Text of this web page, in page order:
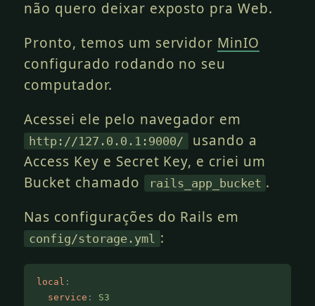
não quero deixar exposto pra Web.
Pronto, temos um servidor MinIO
configurado rodando no seu
computador.
Acessei ele pelo navegador em
http://127.0.0.1:9000/
usando a
Access Key e Secret Key, e criei um
Bucket chamado
rails_app_bucket .
Nas configurações do Rails em
config/storage.yml :
local :
  service
:
S3